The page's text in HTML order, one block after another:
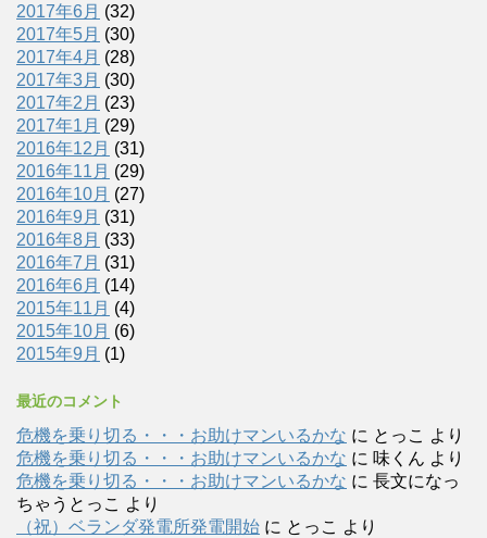
2017年6月 (32)
2017年5月 (30)
2017年4月 (28)
2017年3月 (30)
2017年2月 (23)
2017年1月 (29)
2016年12月 (31)
2016年11月 (29)
2016年10月 (27)
2016年9月 (31)
2016年8月 (33)
2016年7月 (31)
2016年6月 (14)
2015年11月 (4)
2015年10月 (6)
2015年9月 (1)
最近のコメント
危機を乗り切る・・・お助けマンいるかな に とっこ より
危機を乗り切る・・・お助けマンいるかな に 味くん より
危機を乗り切る・・・お助けマンいるかな に 長文になっ
ちゃうとっこ より
（祝）ベランダ発電所発電開始 に とっこ より